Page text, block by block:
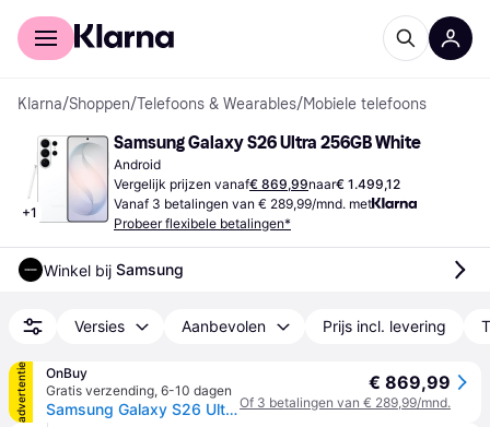
Voor shoppers
Klarna/Shoppen/Telefoons & Wearables/Mobiele telefoons
+1
Samsung Galaxy S26 Ultra 256GB White
Android
Vergelijk prijzen vanaf€ 869,99naar€ 1.499,12
Vanaf 3 betalingen van € 289,99/mnd. met
Probeer flexibele betalingen*
Winkel bij Samsung
Versies Aanbevolen Prijs incl. levering
advertentie
OnBuy
Gratis verzending, 6-10 dagen
Samsung Galaxy S26 Ultra 5G Dual SIM + eSIM 256GB (12GB RAM) S948B/DS Wit
€ 869,99
Of 3 betalingen van € 289,99/mnd.